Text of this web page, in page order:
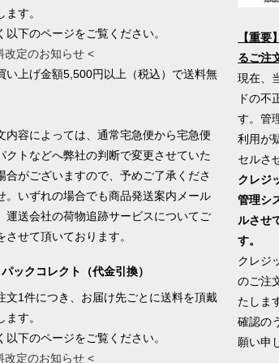
ます。
以下のページをご覧ください。
改定のお知らせ <
い上げ金額5,500円以上（税込）で送料無
内容によっては、通常宅急便から宅急便
クトなどへ弊社の判断で変更させていた
合がございますので、予めご了承くださ
。いずれの場合でも商品発送案内メール
運送会社の荷物追跡サービスについてご
させて頂いております。
ックコレクト（代金引換）
文1件につき、お届け先ごとに送料を頂戴
ます。
以下のページをご覧ください。
改定のお知らせ <
【重
るご注
現在、
ドの不
す。管
利用が
セルさ
クレジ
管理シ
ルさせ
す。
クレジ
のご注
たしま
確認の
願い申